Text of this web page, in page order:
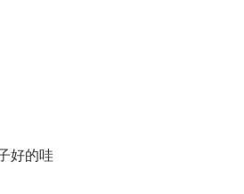
好的哇